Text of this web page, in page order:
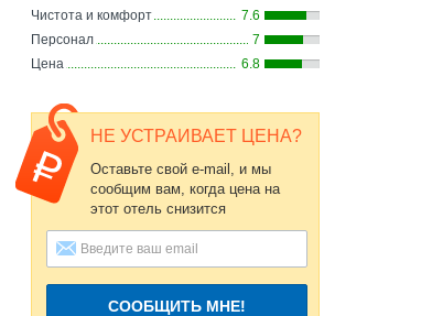
Чистота и комфорт
7.6
Персонал
7
Цена
6.8
НЕ УСТРАИВАЕТ ЦЕНА?
Оставьте свой e-mail, и мы
сообщим вам, когда цена на
этот отель снизится
СООБЩИТЬ МНЕ!